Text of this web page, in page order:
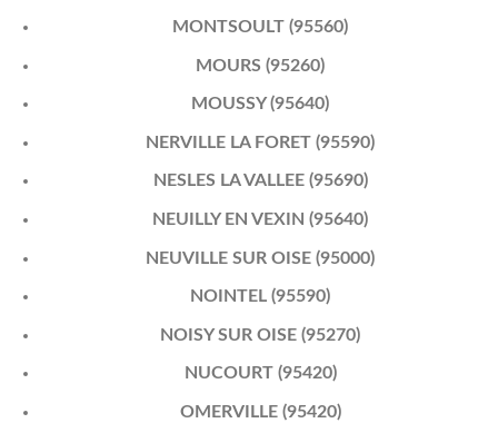
MONTSOULT (95560)
MOURS (95260)
MOUSSY (95640)
NERVILLE LA FORET (95590)
NESLES LA VALLEE (95690)
NEUILLY EN VEXIN (95640)
NEUVILLE SUR OISE (95000)
NOINTEL (95590)
NOISY SUR OISE (95270)
NUCOURT (95420)
OMERVILLE (95420)